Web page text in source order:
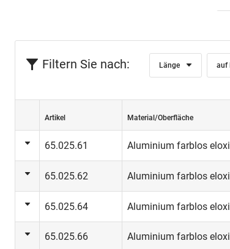
Filtern Sie nach: Länge auf
Artikel Material/Oberfläche
65.025.61 Aluminium farblos
65.025.62 Aluminium farblos
65.025.64 Aluminium farblos
65.025.66 Aluminium farblos